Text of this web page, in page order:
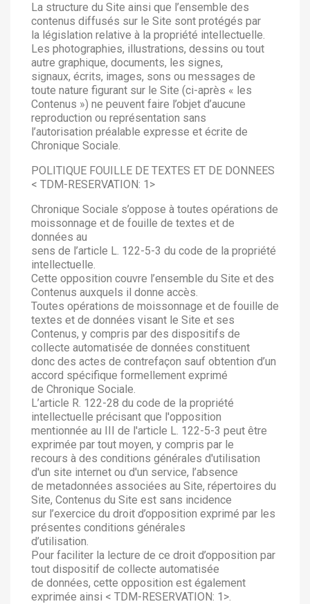
La structure du Site ainsi que l’ensemble des
contenus diffusés sur le Site sont protégés par
la législation relative à la propriété intellectuelle.
Les photographies, illustrations, dessins ou tout
autre graphique, documents, les signes,
signaux, écrits, images, sons ou messages de
toute nature figurant sur le Site (ci-après « les
Contenus ») ne peuvent faire l’objet d’aucune
reproduction ou représentation sans
l’autorisation préalable expresse et écrite de
Chronique Sociale.
POLITIQUE FOUILLE DE TEXTES ET DE DONNEES
< TDM-RESERVATION: 1>
Chronique Sociale s’oppose à toutes opérations de
moissonnage et de fouille de textes et de
données au
sens de l’article L. 122-5-3 du code de la propriété
intellectuelle.
Cette opposition couvre l’ensemble du Site et des
Contenus auxquels il donne accès.
Toutes opérations de moissonnage et de fouille de
textes et de données visant le Site et ses
Contenus, y compris par des dispositifs de
collecte automatisée de données constituent
donc des actes de contrefaçon sauf obtention d’un
accord spécifique formellement exprimé
de Chronique Sociale.
L’article R. 122-28 du code de la propriété
intellectuelle précisant que l'opposition
mentionnée au III de l'article L. 122-5-3 peut être
exprimée par tout moyen, y compris par le
recours à des conditions générales d'utilisation
d'un site internet ou d'un service, l’absence
de metadonnées associées au Site, répertoires du
Site, Contenus du Site est sans incidence
sur l’exercice du droit d’opposition exprimé par les
présentes conditions générales
d’utilisation.
Pour faciliter la lecture de ce droit d’opposition par
tout dispositif de collecte automatisée
de données, cette opposition est également
exprimée ainsi < TDM-RESERVATION: 1>.